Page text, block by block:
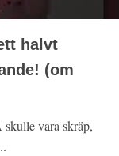
halvt
(om
vara skräp,